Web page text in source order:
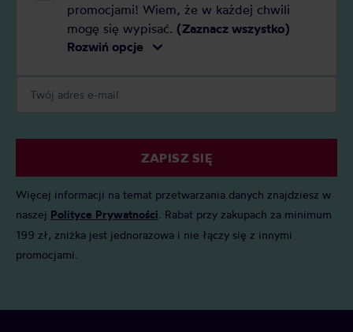
promocjami! Wiem, że w każdej chwili
mogę się wypisać. (Zaznacz wszystko)
Rozwiń opcje
ZAPISZ SIĘ
Więcej informacji na temat przetwarzania danych znajdziesz w
naszej Polityce Prywatności . Rabat przy zakupach za minimum
199 zł, zniżka jest jednorazowa i nie łączy się z innymi
promocjami.